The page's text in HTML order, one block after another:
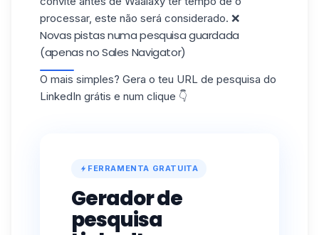
processar, este não será considerado. ❌
Novas pistas numa pesquisa guardada
(apenas no Sales Navigator)
O mais simples? Gera o teu URL de pesquisa do
LinkedIn grátis e num clique 👇
FERRAMENTA GRATUITA
Gerador de
pesquisa